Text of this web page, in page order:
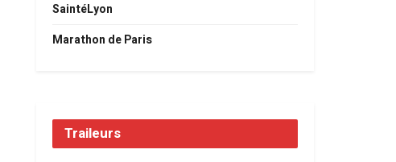
SaintéLyon
Marathon de Paris
Traileurs